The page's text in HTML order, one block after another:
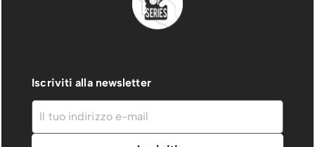
Iscriviti alla newsletter